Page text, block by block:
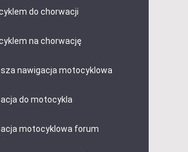
do chorwacji
na chorwację
nawigacja motocyklowa
do motocykla
motocyklowa forum